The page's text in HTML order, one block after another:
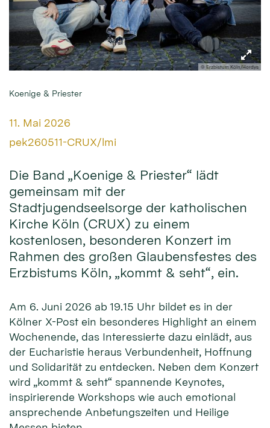
© Erzbistum Köln/Hordys
Koenige & Priester
Datum:
11. Mai 2026
Von:
pek260511-CRUX/lmi
Die Band „Koenige & Priester“ lädt
gemeinsam mit der
Stadtjugendseelsorge der katholischen
Kirche Köln (CRUX) zu einem
kostenlosen, besonderen Konzert im
Rahmen des großen Glaubensfestes des
Erzbistums Köln, „kommt & seht“, ein.
Am 6. Juni 2026 ab 19.15 Uhr bildet es in der
Kölner X-Post ein besonderes Highlight an einem
Wochenende, das Interessierte dazu einlädt, aus
der Eucharistie heraus Verbundenheit, Hoffnung
und Solidarität zu entdecken. Neben dem Konzert
wird „kommt & seht“ spannende Keynotes,
inspirierende Workshops wie auch emotional
ansprechende Anbetungszeiten und Heilige